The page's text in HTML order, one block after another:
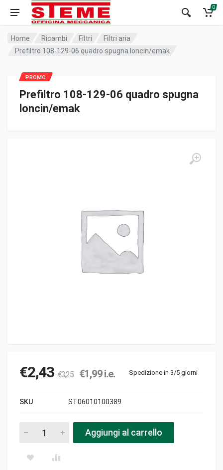
0
Home Ricambi Filtri
Filtri aria
Prefiltro 108-129-06 quadro spugna loncin/emak
Prefiltro 108-129-06 quadro spugna
loncin/emak
€2,43 €3,25 €1,99i.e. Spedizione in 3/5 giorni
SKU ST06010100389
Prefiltro 108-129-06 quadro spugna loncin/emak pezzi
Aggiungi al carrello